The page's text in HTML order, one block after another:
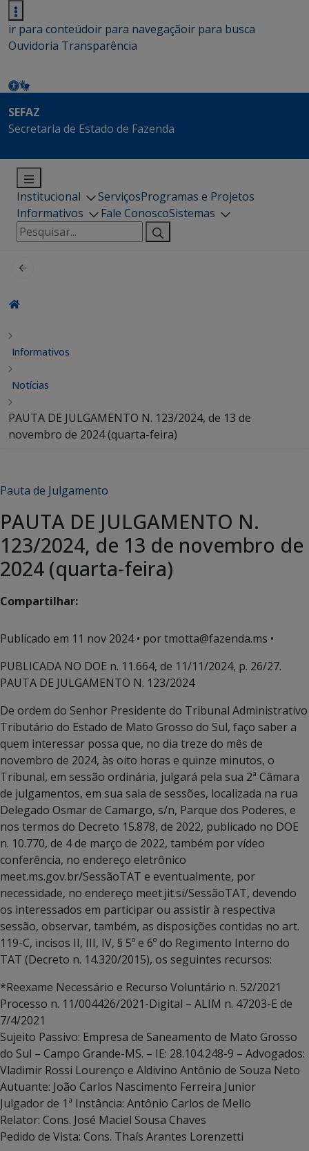
ir para conteúdoir para navegaçãoir para busca
Ouvidoria Transparência
SEFAZ
Secretaria de Estado de Fazenda
Institucional ServiçosProgramas e Projetos
Informativos
Fale ConoscoSistemas
Pesquisar
por:
Informativos
Notícias
PAUTA DE JULGAMENTO N. 123/2024, de 13 de
novembro de 2024 (quarta-feira)
Pauta de Julgamento
PAUTA DE JULGAMENTO N.
123/2024, de 13 de novembro de
2024 (quarta-feira)
Compartilhar:
Publicado em 11 nov 2024• por tmotta@fazenda.ms •
PUBLICADA NO DOE n. 11.664, de 11/11/2024, p. 26/27.
PAUTA DE JULGAMENTO N. 123/2024
De ordem do Senhor Presidente do Tribunal Administrativo
Tributário do Estado de Mato Grosso do Sul, faço saber a
quem interessar possa que, no dia treze do mês de
novembro de 2024, às oito horas e quinze minutos, o
Tribunal, em sessão ordinária, julgará pela sua 2ª Câmara
de julgamentos, em sua sala de sessões, localizada na rua
Delegado Osmar de Camargo, s/n, Parque dos Poderes, e
nos termos do Decreto 15.878, de 2022, publicado no DOE
n. 10.770, de 4 de março de 2022, também por vídeo
conferência, no endereço eletrônico
meet.ms.gov.br/SessãoTAT e eventualmente, por
necessidade, no endereço meet.jit.si/SessãoTAT, devendo
os interessados em participar ou assistir à respectiva
sessão, observar, também, as disposições contidas no art.
119-C, incisos II, III, IV, § 5º e 6º do Regimento Interno do
TAT (Decreto n. 14.320/2015), os seguintes recursos:
*Reexame Necessário e Recurso Voluntário n. 52/2021
Processo n. 11/004426/2021-Digital – ALIM n. 47203-E de
7/4/2021
Sujeito Passivo: Empresa de Saneamento de Mato Grosso
do Sul – Campo Grande-MS. – IE: 28.104.248-9 – Advogados:
Vladimir Rossi Lourenço e Aldivino Antônio de Souza Neto
Autuante: João Carlos Nascimento Ferreira Junior
Julgador de 1ª Instância: Antônio Carlos de Mello
Relator: Cons. José Maciel Sousa Chaves
Pedido de Vista: Cons. Thaís Arantes Lorenzetti